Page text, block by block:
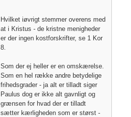
Hvilket iøvrigt stemmer overens med
at i Kristus - de kristne menigheder
er der ingen kostforskrifter, se 1 Kor
8.
Som der ej heller er en omskærelse.
Som en hel række andre betydelige
frihedsgrader - ja alt er tilladt siger
Paulus dog er ikke alt gavnligt og
grænsen for hvad der er tilladt
sætter kærligheden som er størst -